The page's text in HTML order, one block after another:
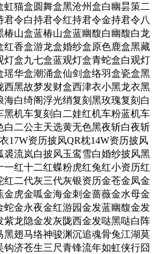
虹猫盒圆舞盒黑沧州盒白幽昙策二
令白持君令红持君令金持君令八
椿山盒蓝椿山盒蓝幽馥白幽馥白龙
红香盒游龙盒婚纱盒原色鹿盒黑藏
灯盒九七盒蓝观灯盒青蛇盒白观灯
瑶华盒潮涌盒仙剑盒络羽盒瓷盒黑
西黑故梦发财盒西津衣小黑龙衣黑
白绮阁浮光绡复刻黑玫瑰复刻白
黑机车复刻白二娃红机车粉蓝机车
白二公主天选黄无色黑夜斩白夜斩
17W资历披风QR枕14W资历披风
裘流岚白披风玉鸾雪白婚纱披风黑
一红十二红蝶粉虎红兔红小资历红
红二代灰三代灰银资历金苍金凤金
金虎金呱金海金刺金蔷薇金水母金
蛇金永夜金红游园金发蓝幽馥金发
紫龙隐金发灰陇西金发哒黑哒白阵
黑翅马络神骏渊沉追魂骨兔江湖莫
济苍生三尺青锋流年如虹侠行囧